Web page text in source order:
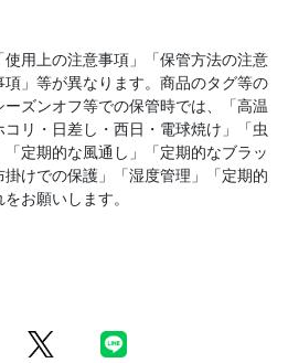
用上の注意事項」「保管方法の注意
」等が異なります。商品のタグ等の
ズンオフ等での保管時では、「高温
リ・日差し・西日・電球焼け」「虫
定期的な風通し」「定期的なブラッ
けでの保護」「湿度管理」「定期的
お願いします。